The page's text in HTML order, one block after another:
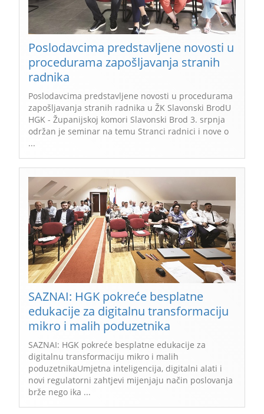
Poslodavcima predstavljene novosti u
procedurama zapošljavanja stranih
radnika
Poslodavcima predstavljene novosti u procedurama
zapošljavanja stranih radnika u ŽK Slavonski BrodU
HGK - Županijskoj komori Slavonski Brod 3. srpnja
održan je seminar na temu Stranci radnici i nove o
...
SAZNAI: HGK pokreće besplatne
edukacije za digitalnu transformaciju
mikro i malih poduzetnika
SAZNAI: HGK pokreće besplatne edukacije za
digitalnu transformaciju mikro i malih
poduzetnikaUmjetna inteligencija, digitalni alati i
novi regulatorni zahtjevi mijenjaju način poslovanja
brže nego ika ...